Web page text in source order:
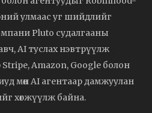
улмаас уг шийдлийг
Pluto судалгааны
AI туслах нэвтрүүлж
Amazon, Google болон
мөн AI агентаар дамжуулан
хөгжүүлж байна.